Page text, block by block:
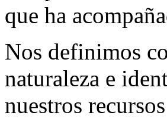
que ha
Nos definimos
naturaleza e
nuestros